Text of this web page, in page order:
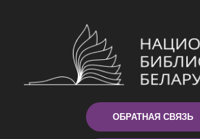
ОБРАТНАЯ СВЯЗЬ